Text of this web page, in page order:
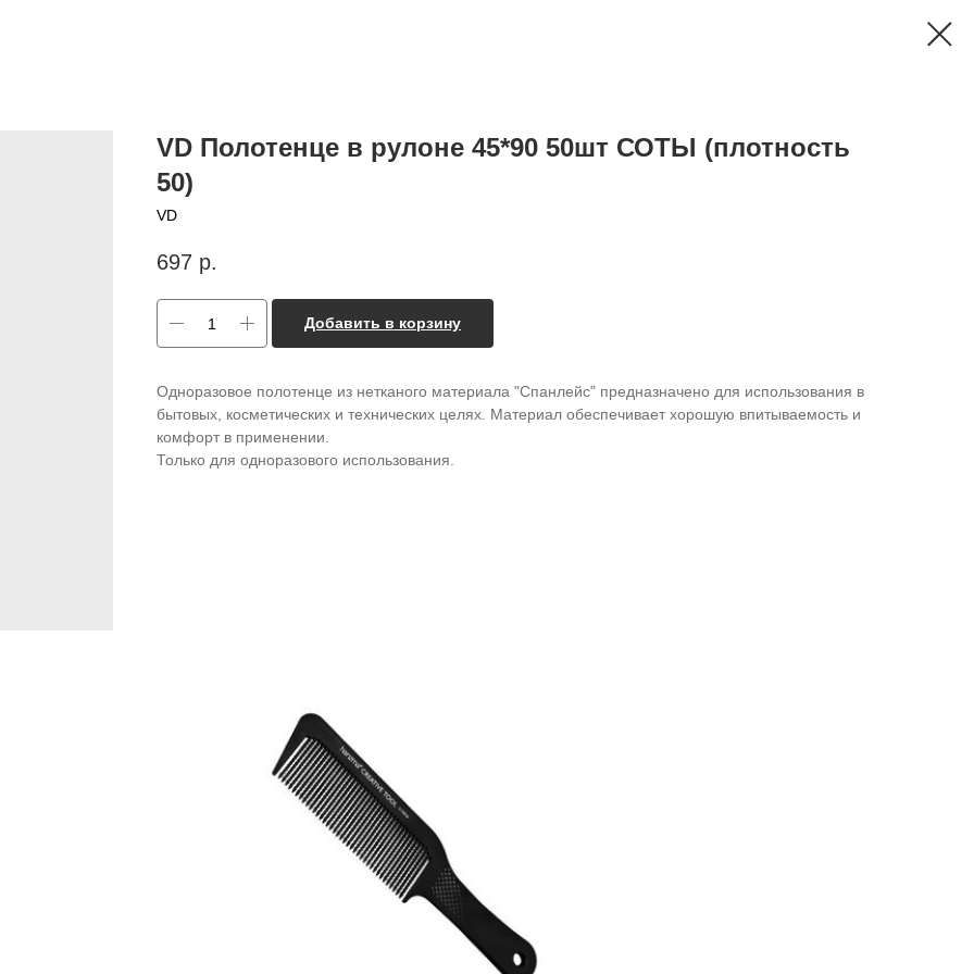
VD Полотенце в рулоне 45*90 50шт СОТЫ (плотность
50)
VD
697 р.
Добавить в корзину
Одноразовое полотенце из нетканого материала "Спанлейс" предназначено для использования в
бытовых, косметических и технических целях. Материал обеспечивает хорошую впитываемость и
комфорт в применении.
Только для одноразового использования.